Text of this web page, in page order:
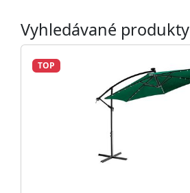
Vyhledávané produkty
TOP